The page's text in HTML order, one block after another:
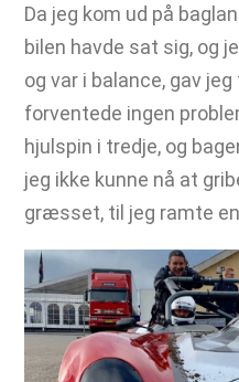
Da jeg kom ud på
bilen havde sat sig, og
og var i balance, gav
forventede ingen
hjulspin i tredje, og
jeg ikke kunne nå at
græsset, til jeg ramte